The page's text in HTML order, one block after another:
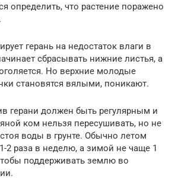
определить, что растение поражено
герань на недостаток влаги в
сбрасывать нижние листья, а
Но верхние молодые
становятся вялыми, поникают.
герани должен быть регулярным и
ком нельзя пересушивать, но не
воды в грунте. Обычно летом
2 раза в неделю, а зимой не чаще 1
поддерживать землю во